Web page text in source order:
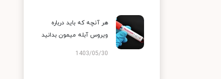
هر آنچه که باید درباره
ویروس آبله میمون بدانید
1403/05/30